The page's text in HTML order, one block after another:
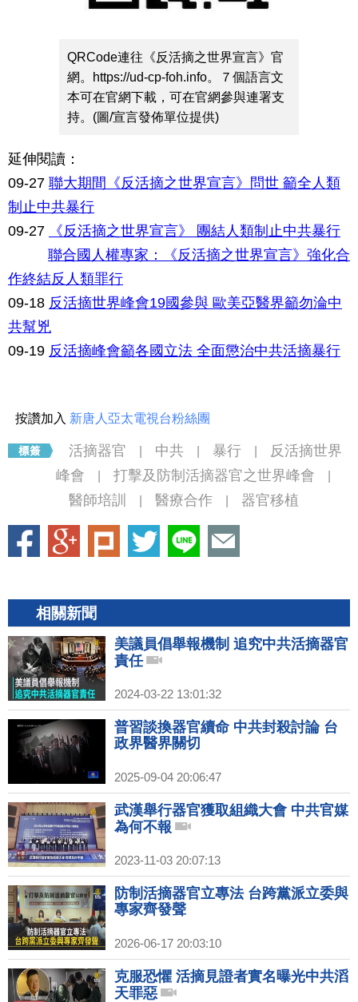
QRCode連往《反活摘之世界宣言》官
網。https://ud-cp-foh.info。７個語言文
本可在官網下載，可在官網參與連署支
持。(圖/宣言發佈單位提供)
延伸閱讀：
09-27 聯大期間《反活摘之世界宣言》問世 籲全人類
制止中共暴行
09-27
《反活摘之世界宣言》 團結人類制止中共暴行
聯合國人權專家：《反活摘之世界宣言》強化合
作終結反人類罪行
09-18 反活摘世界峰會19國參與 歐美亞醫界籲勿淪中
共幫兇
09-19 反活摘峰會籲各國立法 全面懲治中共活摘暴行
按讚加入 新唐人亞太電視台粉絲團
活摘器官 中共 暴行
反活摘世界
峰會
打擊及防制活摘器官之世界峰會
醫師培訓 醫療合作 器官移植
相關新聞
美議員倡舉報機制 追究中共活摘器官
責任
2024-03-22 13:01:32
普習談換器官續命 中共封殺討論 台
政界醫界關切
2025-09-04 20:06:47
武漢舉行器官獲取組織大會 中共官媒
為何不報
2023-11-03 20:07:13
防制活摘器官立專法 台跨黨派立委與
專家齊發聲
2026-06-17 20:03:10
克服恐懼 活摘見證者實名曝光中共滔
天罪惡